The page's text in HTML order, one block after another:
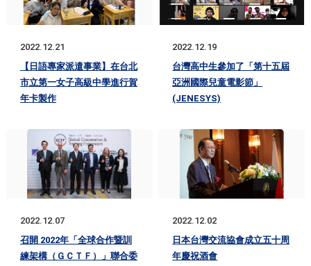
2022.12.21
【日語專家派遣事業】在台北
市立第一女子高級中學進行賀
年卡製作
2022.12.19
台灣高中生參加了「第十五屆
亞洲國際兒童電影節」
(JENESYS)
2022.12.07
召開 2022年「全球合作暨訓
練架構（ＧＣＴＦ）」聯合委
2022.12.02
日本台灣交流協會成立五十周
年慶祝酒會